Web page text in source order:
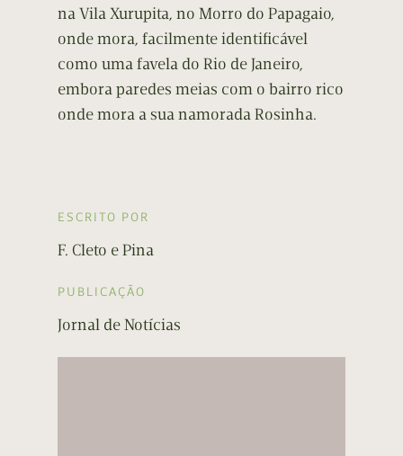
na Vila Xurupita, no Morro do Papagaio,
onde mora, facilmente identificável
como uma favela do Rio de Janeiro,
embora paredes meias com o bairro rico
onde mora a sua namorada Rosinha.
ESCRITO POR
F. Cleto e Pina
PUBLICAÇÃO
Jornal de Notícias